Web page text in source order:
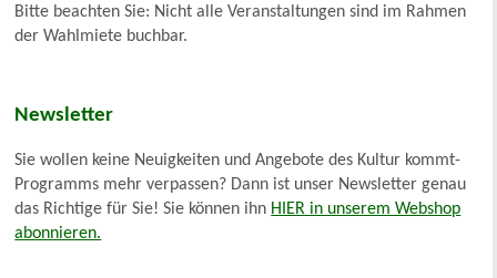
Bitte beachten Sie: Nicht alle Veranstaltungen sind im Rahmen
der Wahlmiete buchbar.
Newsletter
Sie wollen keine Neuigkeiten und Angebote des Kultur kommt-
Programms mehr verpassen? Dann ist unser Newsletter genau
das Richtige für Sie! Sie können ihn HIER in unserem Webshop
abonnieren.